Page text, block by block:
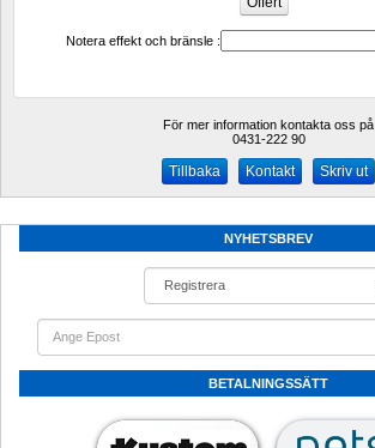
Notera effekt och bränsle :
För mer information kontakta oss på
0431-222 90
Kontakt Skriv ut
NYHETSBREV
BETALNINGSSÄTT